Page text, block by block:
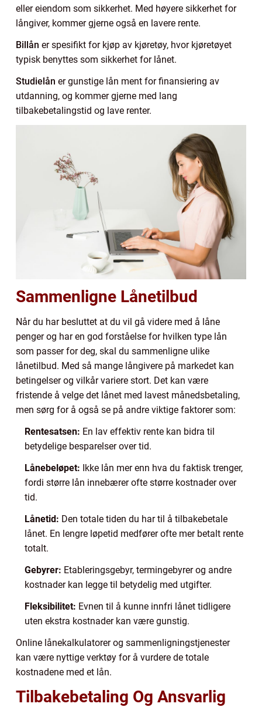
eller eiendom som sikkerhet. Med høyere sikkerhet for
långiver, kommer gjerne også en lavere rente.
Billån er spesifikt for kjøp av kjøretøy, hvor kjøretøyet
typisk benyttes som sikkerhet for lånet.
Studielån er gunstige lån ment for finansiering av
utdanning, og kommer gjerne med lang
tilbakebetalingstid og lave renter.
Sammenligne Lånetilbud
Når du har besluttet at du vil gå videre med å låne
penger og har en god forståelse for hvilken type lån
som passer for deg, skal du sammenligne ulike
lånetilbud. Med så mange långivere på markedet kan
betingelser og vilkår variere stort. Det kan være
fristende å velge det lånet med lavest månedsbetaling,
men sørg for å også se på andre viktige faktorer som:
Rentesatsen: En lav effektiv rente kan bidra til
betydelige besparelser over tid.
Lånebeløpet: Ikke lån mer enn hva du faktisk trenger,
fordi større lån innebærer ofte større kostnader over
tid.
Lånetid: Den totale tiden du har til å tilbakebetale
lånet. En lengre løpetid medfører ofte mer betalt rente
totalt.
Gebyrer: Etableringsgebyr, termingebyrer og andre
kostnader kan legge til betydelig med utgifter.
Fleksibilitet: Evnen til å kunne innfri lånet tidligere
uten ekstra kostnader kan være gunstig.
Online lånekalkulatorer og sammenligningstjenester
kan være nyttige verktøy for å vurdere de totale
kostnadene med et lån.
Tilbakebetaling Og Ansvarlig